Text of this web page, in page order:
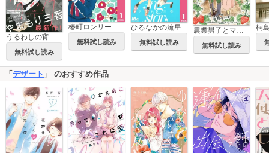
うるわしの宵の月 プチデザ
無料試し読み
椿町ロンリープラネット
無料試し読み
ひるなかの流星
無料試し読み
農業男子とマドモアゼル
無料試し読み
「 デザート 」 のおすすめ作品